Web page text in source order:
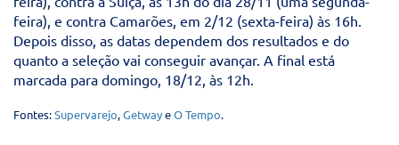
feira), e contra Camarões, em 2/12 (sexta-feira) às 16h.
Depois disso, as datas dependem dos resultados e do
quanto a seleção vai conseguir avançar. A final está
marcada para domingo, 18/12, às 12h.
Fontes:Supervarejo,GetwayeO Tempo.